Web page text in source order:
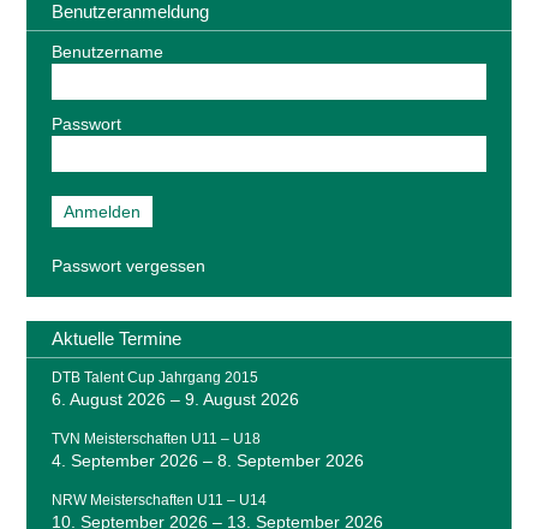
Benutzeranmeldung
Benutzername
Passwort
Passwort vergessen
Aktuelle Termine
DTB Talent Cup Jahrgang 2015
6. August 2026– 9. August 2026
TVN Meisterschaften U11 – U18
4. September 2026– 8. September 2026
NRW Meisterschaften U11 – U14
10. September 2026– 13. September 2026